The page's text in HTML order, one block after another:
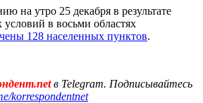
на утро 25 декабря в результате
в восьми областях
128 населенных пунктов.
в Telegram. Подписывайтесь
korrespondentnet